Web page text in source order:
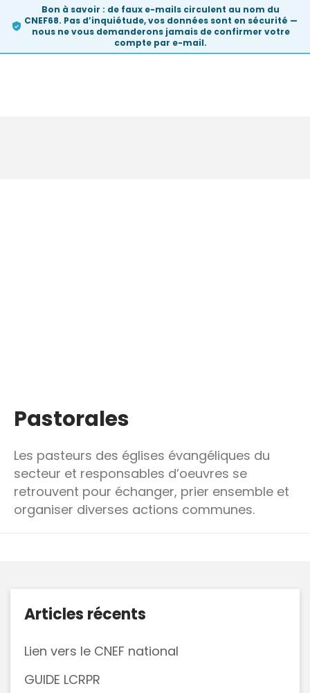
Pastorales
Les pasteurs des églises évangéliques du
secteur et responsables d’oeuvres se
retrouvent pour échanger, prier ensemble et
organiser diverses actions communes.
Articles récents
Lien vers le CNEF national
GUIDE LCRPR
Bon à savoir : de faux e-mails circulent au nom du
CNEF68. Pas d’inquiétude, vos données sont en sécurité —
nous ne vous demanderons jamaisde confirmer votre
compte par e-mail.